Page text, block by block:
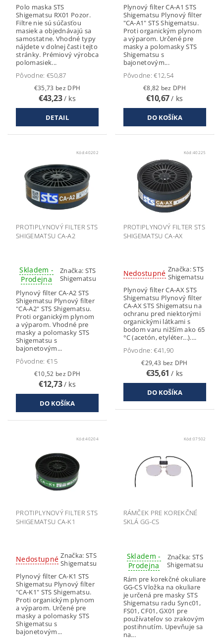
Polo maska STS
Shigematsu RX01 Pozor.
Filtre nie sú súčasťou
masiek a objednávajú sa
samostatne. Vhodné typy
nájdete v dolnej časti tejto
stránky. Prémiový výrobca
polomasiek...
Pôvodne: €50,87
€35,73 bez DPH
€43,23/ ks
DETAIL
Plynový filter CA-A1 STS
Shigematsu Plynový filter
"CA-A1" STS Shigematsu.
Proti organickým plynom
a výparom. Určené pre
masky a polomasky STS
Shigematsu s
bajonetovým...
Pôvodne:€12,54
€8,82 bez DPH
€10,67/ ks
Kód:40202
PROTIPLYNOVÝ FILTER STS
SHIGEMATSU CA-A2
Skladem -
Prodejna
Značka: STS
Shigematsu
Plynový filter CA-A2 STS
Shigematsu Plynový filter
"CA-A2" STS Shigematsu.
Proti organickým plynom
a výparom. Vhodné pre
masky a polomasky STS
Shigematsu s
bajonetovým...
Pôvodne: €15
€10,52 bez DPH
€12,73/ ks
Kód:40225
PROTIPLYNOVÝ FILTER STS
SHIGEMATSU CA-AX
Nedostupné Značka:STS
Shigematsu
Plynový filter CA-AX STS
Shigematsu Plynový filter
CA-AX STS Shigematsu na
ochranu pred niektorými
organickými látkami s
bodom varu nižším ako 65
°C (acetón, etyléter...)....
Pôvodne:€41,90
€29,43 bez DPH
€35,61/ ks
Kód:40204
PROTIPLYNOVÝ FILTER STS
SHIGEMATSU CA-K1
Nedostupné Značka: STS
Shigematsu
Plynový filter CA-K1 STS
Shigematsu Plynový filter
"CA-K1" STS Shigematsu.
Proti organickým plynom
a výparom. Určené pre
masky a polomasky STS
Shigematsu s
bajonetovým...
Kód: 07502
RÁMČEK PRE KOREKČNÉ
SKLÁ GG-CS
Skladem -
Prodejna
Značka:STS
Shigematsu
Rám pre korekčné okuliare
GG-CS Vložka na okuliare
je určená pre masky STS
Shigematsu radu Sync01,
FS01, CF01, GX01 pre
používateľov so zrakovým
postihnutím. Upevňuje sa
na...